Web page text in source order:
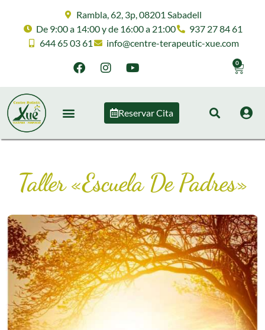
Rambla, 62, 3p, 08201 Sabadell
De 9:00 a 14:00 y de 16:00 a 21:00
937 27 84 61
644 65 03 61
info@centre-terapeutic-xue.com
0
Reservar Cita
Taller «Escuela De Padres»